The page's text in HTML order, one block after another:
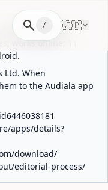
for 1,100+ cities
works offline; 11
Ltd. When
to the Audiala app
apps/details?
download/
editorial-process/
search / 🇯🇵